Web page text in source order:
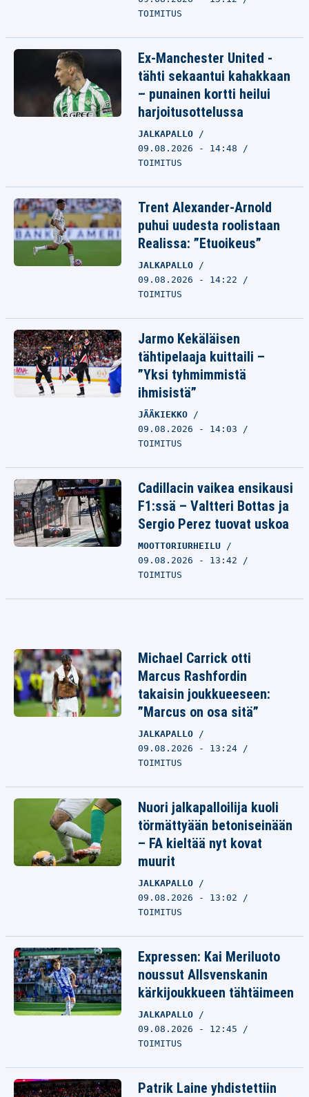
TOIMITUS
Ex-Manchester United -
tähti sekaantui kahakkaan
– punainen kortti heilui
harjoitusottelussa
JALKAPALLO
09.08.2026 - 14:48
TOIMITUS
Trent Alexander-Arnold
puhui uudesta roolistaan
Realissa: ”Etuoikeus”
JALKAPALLO
09.08.2026 - 14:22
TOIMITUS
Jarmo Kekäläisen
tähtipelaaja kuittaili –
”Yksi tyhmimmistä
ihmisistä”
JÄÄKIEKKO
09.08.2026 - 14:03
TOIMITUS
Cadillacin vaikea ensikausi
F1:ssä – Valtteri Bottas ja
Sergio Perez tuovat uskoa
MOOTTORIURHEILU
09.08.2026 - 13:42
TOIMITUS
Michael Carrick otti
Marcus Rashfordin
takaisin joukkueeseen:
”Marcus on osa sitä”
JALKAPALLO
09.08.2026 - 13:24
TOIMITUS
Nuori jalkapalloilija kuoli
törmättyään betoniseinään
– FA kieltää nyt kovat
muurit
JALKAPALLO
09.08.2026 - 13:02
TOIMITUS
Expressen: Kai Meriluoto
noussut Allsvenskanin
kärkijoukkueen tähtäimeen
JALKAPALLO
09.08.2026 - 12:45
TOIMITUS
Patrik Laine yhdistettiin